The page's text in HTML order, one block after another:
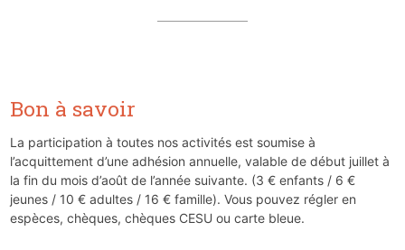
Bon à savoir
La participation à toutes nos activités est soumise à
l’acquittement d’une adhésion annuelle, valable de début juillet à
la fin du mois d’août de l’année suivante. (3 € enfants / 6 €
jeunes / 10 € adultes / 16 € famille). Vous pouvez régler en
espèces, chèques, chèques CESU ou carte bleue.